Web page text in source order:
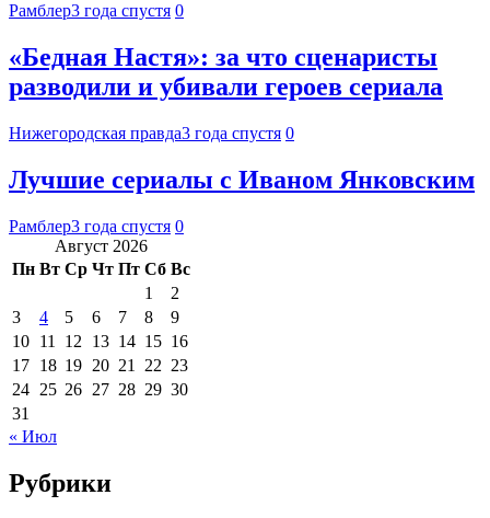
Рамблер3 года спустя 0
«Бедная Настя»: за что сценаристы
разводили и убивали героев сериала
Нижегородская правда3 года спустя 0
Лучшие сериалы с Иваном Янковским
Рамблер3 года спустя 0
Август 2026
Пн Вт Ср Чт Пт Сб Вс
1
2
3
4 5 6 7 8
9
10 11 12 13 14 15 16
17 18 19 20 21 22 23
24 25 26 27 28 29 30
31
« Июл
Рубрики